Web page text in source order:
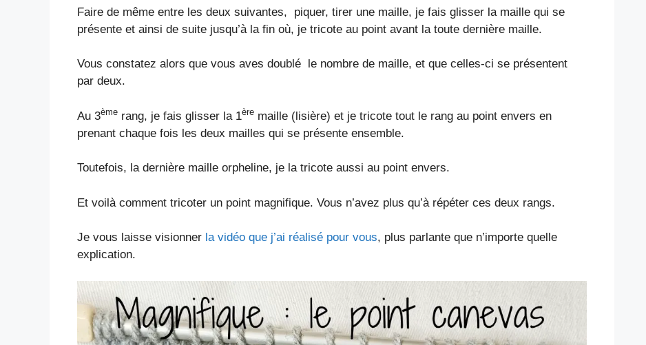
Faire de même entre les deux suivantes, piquer, tirer une maille, je fais glisser la maille qui se
présente et ainsi de suite jusqu’à la fin où, je tricote au point avant la toute dernière maille.
Vous constatez alors que vous aves doublé le nombre de maille, et que celles-ci se présentent
par deux.
Au 3ème rang, je fais glisser la 1ère maille (lisière) et je tricote tout le rang au point envers en
prenant chaque fois les deux mailles qui se présente ensemble.
Toutefois, la dernière maille orpheline, je la tricote aussi au point envers.
Et voilà comment tricoter un point magnifique. Vous n’avez plus qu’à répéter ces deux rangs.
Je vous laisse visionner la vidéo que j’ai réalisé pour vous, plus parlante que n’importe quelle
explication.